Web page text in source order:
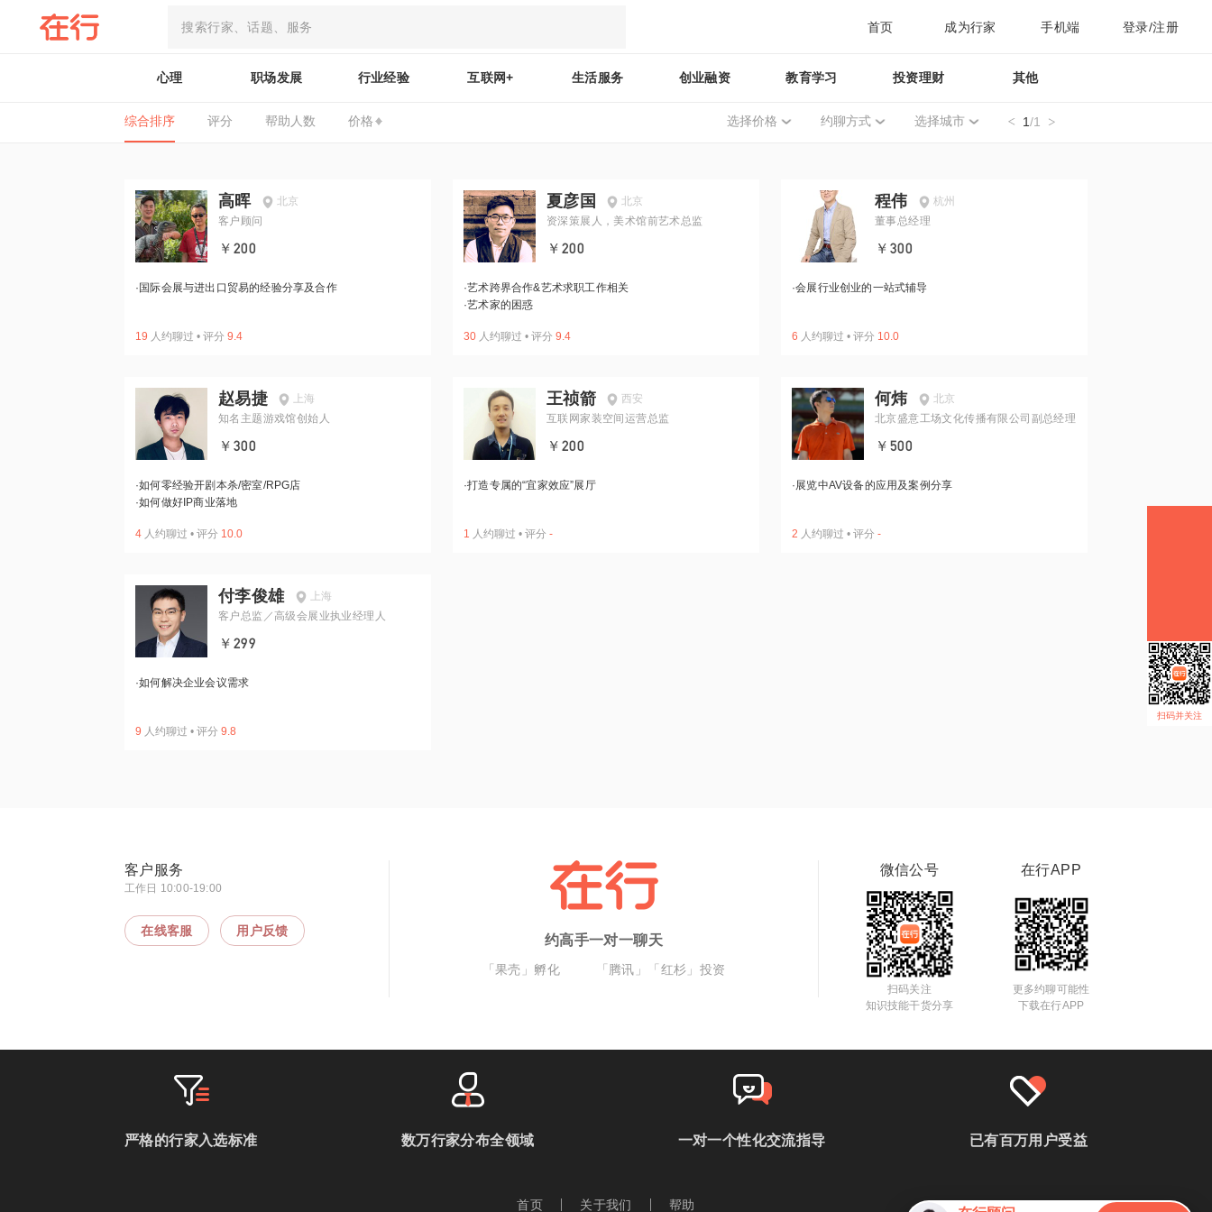
首页 成为行家 手机端 登录/注册
心理 职场发展 行业经验 互联网+ 生活服务 创业融资 教育学习 投资理财 其他
综合排序 评分 帮助人数 价格 选择价格 约聊方式 选择城市 1/1
高晖
北京
客户顾问
￥200
· 国际会展与进出口贸易的经验分享及合作
19 人约聊过 • 评分 9.4
夏彦国
北京
资深策展人，美术馆前艺术总监
￥200
·艺术跨界合作&艺术求职工作相关
·艺术家的困惑
30 人约聊过 • 评分 9.4
程伟
杭州
董事总经理
￥300
·会展行业创业的一站式辅导
6 人约聊过 • 评分 10.0
赵易捷
上海
知名主题游戏馆创始人
￥300
·如何零经验开剧本杀/密室/RPG店
·如何做好IP商业落地
4 人约聊过 • 评分 10.0
王祯箭
西安
互联网家装空间运营总监
￥200
·打造专属的“宜家效应”展厅
1 人约聊过 • 评分 -
何炜
北京
北京盛意工场文化传播有限公司副总经理
￥500
·展览中AV设备的应用及案例分享
2 人约聊过 • 评分 -
付李俊雄
上海
客户总监／高级会展业执业经理人
￥299
·如何解决企业会议需求
9 人约聊过 • 评分 9.8
扫码并关注
客户服务
工作日 10:00-19:00
在线客服 用户反馈
约高手一对一聊天
「果壳」孵化 「腾讯」「红杉」投资
微信公号
扫码关注
知识技能干货分享
在行APP
更多约聊可能性
下载在行APP
严格的行家入选标准 数万行家分布全领域 一对一个性化交流指导 已有百万用户受益
首页 关于我们 帮助